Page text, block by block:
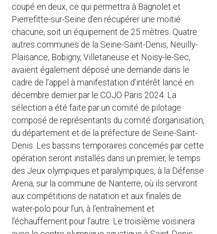
coupé en deux, ce qui permettra à Bagnolet et
Pierrefitte-sur-Seine d’en récupérer une moitié
chacune, soit un équipement de 25 mètres. Quatre
autres communes de la Seine-Saint-Denis, Neuilly-
Plaisance, Bobigny, Villetaneuse et Noisy-le-Sec,
avaient également déposé une demande dans le
cadre de l’appel à manifestation d’intérêt lancé en
décembre dernier par le COJO Paris 2024. La
sélection a été faite par un comité de pilotage
composé de représentants du comité d’organisation,
du département et de la préfecture de Seine-Saint-
Denis. Les bassins temporaires concernés par cette
opération seront installés dans un premier, le temps
des Jeux olympiques et paralympiques, à la Défense
Arena, sur la commune de Nanterre, où ils serviront
aux compétitions de natation et aux finales de
water-polo pour l’un, à l’entraînement et
l’échauffement pour l’autre. Le troisième voisinera